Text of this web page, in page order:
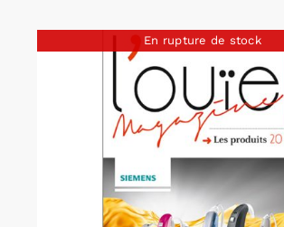
En rupture de stock